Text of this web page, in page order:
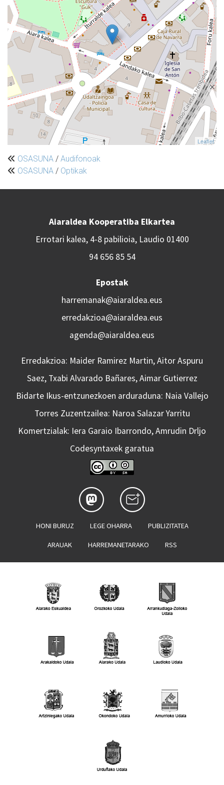
Leaflet
OSASUNA / Audifonoak
OSASUNA / Optikak
Aiaraldea Kooperatiba Elkartea
Errotari kalea, 4-8 pabilioia, Laudio 01400
94 656 85 54
Epostak
harremanak@aiaraldea.eus
erredakzioa@aiaraldea.eus
agenda@aiaraldea.eus
Erredakzioa: Maider Ramirez Martin, Aitor Aspuru
Saez, Txabi Alvarado Bañares, Aimar Gutierrez
Bidarte Ikus-entzunezkoen arduraduna: Naia Vallejo
Torres Zuzentzailea: Naroa Salazar Yarritu
Komertzialak: Iera Garaio Ibarrondo, Amrudin Drljo
Codesyntaxek garatua
HONI BURUZ LEGE OHARRA PUBLIZITATEA
ARAUAK HARREMANETARAKO RSS